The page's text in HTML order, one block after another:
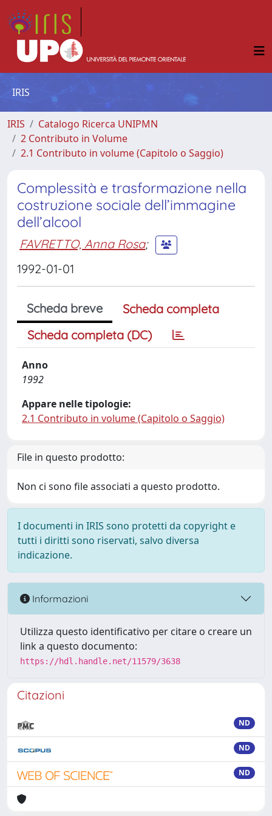
IRIS
IRIS
Catalogo Ricerca UNIPMN
2 Contributo in Volume
2.1 Contributo in volume (Capitolo o Saggio)
Complessità e trasformazione nella
costruzione sociale dell’immagine
dell’alcool
FAVRETTO, Anna Rosa;
1992-01-01
Scheda breve
Scheda completa
Scheda completa (DC)
Anno
1992
Appare nelle tipologie:
2.1 Contributo in volume (Capitolo o Saggio)
File in questo prodotto:
Non ci sono file associati a questo prodotto.
I documenti in IRIS sono protetti da copyright e
tutti i diritti sono riservati, salvo diversa
indicazione.
Informazioni
Utilizza questo identificativo per citare o creare un
link a questo documento:
https://hdl.handle.net/11579/3638
Citazioni
ND
ND
ND